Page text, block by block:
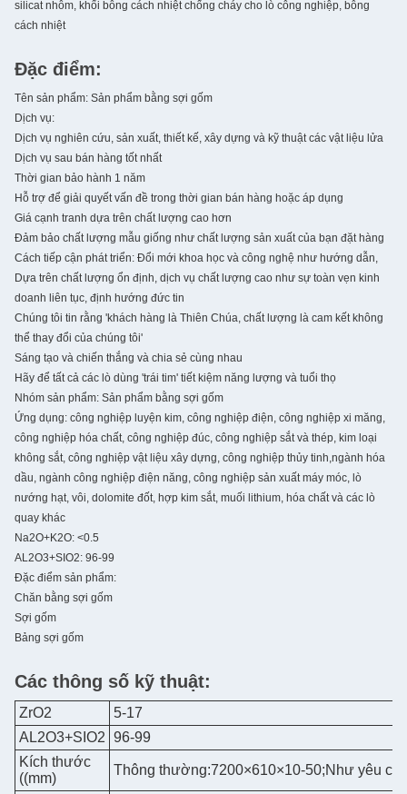
silicat nhôm, khối bông cách nhiệt chống cháy cho lò công nghiệp, bông
cách nhiệt
Đặc điểm:
Tên sản phẩm: Sản phẩm bằng sợi gốm
Dịch vụ:
Dịch vụ nghiên cứu, sản xuất, thiết kế, xây dựng và kỹ thuật các vật liệu lửa
Dịch vụ sau bán hàng tốt nhất
Thời gian bảo hành 1 năm
Hỗ trợ để giải quyết vấn đề trong thời gian bán hàng hoặc áp dụng
Giá cạnh tranh dựa trên chất lượng cao hơn
Đảm bảo chất lượng mẫu giống như chất lượng sản xuất của bạn đặt hàng
Cách tiếp cận phát triển: Đổi mới khoa học và công nghệ như hướng dẫn,
Dựa trên chất lượng ổn định, dịch vụ chất lượng cao như sự toàn vẹn kinh
doanh liên tục, định hướng đức tin
Chúng tôi tin rằng 'khách hàng là Thiên Chúa, chất lượng là cam kết không
thể thay đổi của chúng tôi'
Sáng tạo và chiến thắng và chia sẻ cùng nhau
Hãy để tất cả các lò dùng 'trái tim' tiết kiệm năng lượng và tuổi thọ
Nhóm sản phẩm: Sản phẩm bằng sợi gốm
Ứng dụng: công nghiệp luyện kim, công nghiệp điện, công nghiệp xi măng,
công nghiệp hóa chất, công nghiệp đúc, công nghiệp sắt và thép, kim loại
không sắt, công nghiệp vật liệu xây dựng, công nghiệp thủy tinh,ngành hóa
dầu, ngành công nghiệp điện năng, công nghiệp sản xuất máy móc, lò
nướng hạt, vôi, dolomite đốt, hợp kim sắt, muối lithium, hóa chất và các lò
quay khác
Na2O+K2O: <0.5
AL2O3+SIO2: 96-99
Đặc điểm sản phẩm:
Chăn bằng sợi gốm
Sợi gốm
Bảng sợi gốm
Các thông số kỹ thuật:
ZrO2
5-17
AL2O3+SIO2 96-99
Kích thước
((mm)
Thông thường:7200×610×10-50;Như yêu